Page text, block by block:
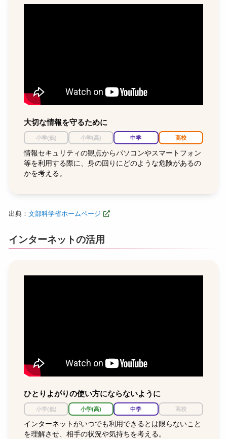
大切な情報を守るために
小学(低) 小学(高) 中学 高校
情報セキュリティの観点からパソコンやスマートフォン
等を利用する際に、身の回りにどのような危険があるの
かを考える。
出典： 文部科学省ホームページ
インターネットの活用
ひとりよがりの使い方にならないように
小学(低) 小学(高) 中学 高校
インターネットがいつでも利用できるとは限らないこと
を理解させ、相手の状況や気持ちを考える。